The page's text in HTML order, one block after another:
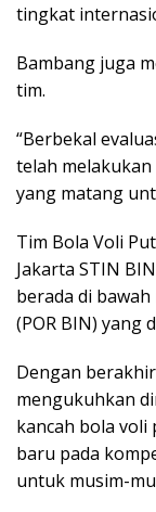
tingkat
Bambang juga
tim.
“Berbekal
telah
yang matang
Tim Bola Voli
Jakarta STIN
berada di
(POR BIN) yang
Dengan
mengukuhkan
kancah bola
baru pada
untuk musim-